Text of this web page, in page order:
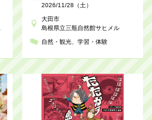
2026/11/28（土）
大田市
島根県立三瓶自然館サヒメル
自然・観光 学習・体験